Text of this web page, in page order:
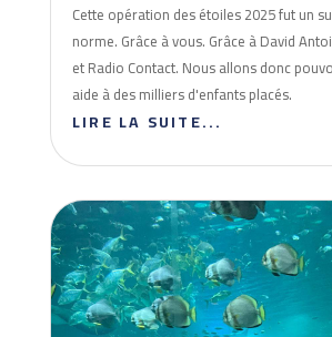
Cette opération des étoiles 2025 fut un
norme. Grâce à vous. Grâce à David
et Radio Contact. Nous allons donc
aide à des milliers d'enfants placés.
LIRE LA SUITE...